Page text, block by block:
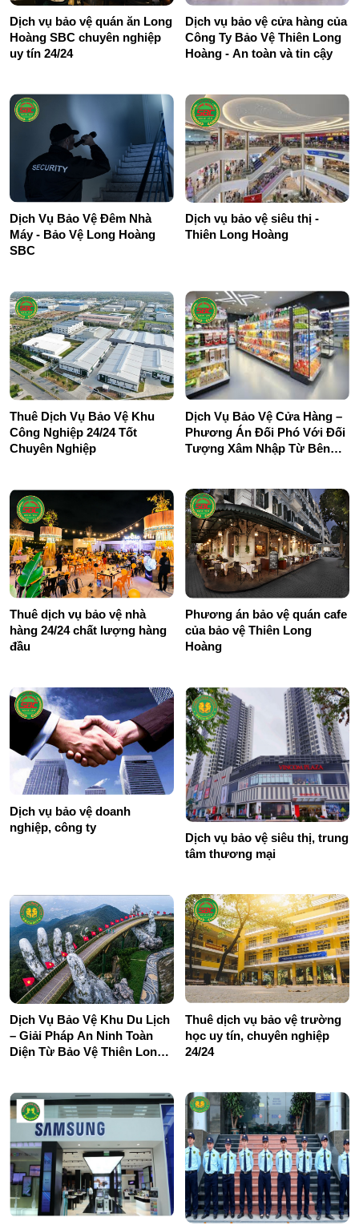
Dịch vụ bảo vệ quán ăn Long
Hoàng SBC chuyên nghiệp
uy tín 24/24
Dịch vụ bảo vệ cửa hàng của
Công Ty Bảo Vệ Thiên Long
Hoàng - An toàn và tin cậy
Dịch Vụ Bảo Vệ Đêm Nhà
Máy - Bảo Vệ Long Hoàng
SBC
Dịch vụ bảo vệ siêu thị -
Thiên Long Hoàng
Thuê Dịch Vụ Bảo Vệ Khu
Công Nghiệp 24/24 Tốt
Chuyên Nghiệp
Dịch Vụ Bảo Vệ Cửa Hàng –
Phương Án Đối Phó Với Đối
Tượng Xâm Nhập Từ Bên
Thuê dịch vụ bảo vệ nhà
hàng 24/24 chất lượng hàng
đầu
Phương án bảo vệ quán cafe
của bảo vệ Thiên Long
Hoàng
Dịch vụ bảo vệ doanh
nghiệp, công ty
Dịch vụ bảo vệ siêu thị, trung
tâm thương mại
Dịch Vụ Bảo Vệ Khu Du Lịch
– Giải Pháp An Ninh Toàn
Diện Từ Bảo Vệ Thiên Long
Thuê dịch vụ bảo vệ trường
học uy tín, chuyên nghiệp
24/24